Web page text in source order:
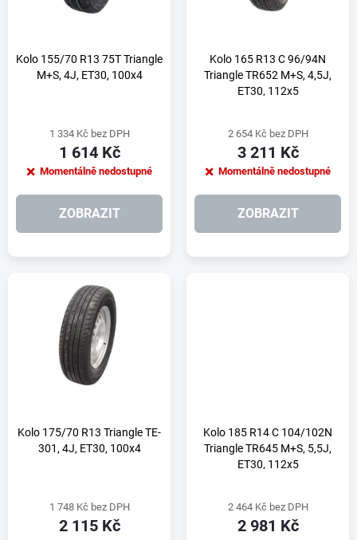
í
u
s
o
d
u
Kolo 155/70 R13 75T Triangle
M+S, 4J, ET30, 100x4
1 334 Kč bez DPH
1 614 Kč
Momentálně nedostupné
ZOBRAZIT
Kolo 165 R13 C 96/94N
Triangle TR652 M+S, 4,5J,
ET30, 112x5
2 654 Kč bez DPH
3 211 Kč
Momentálně nedostupné
ZOBRAZIT
Kolo 175/70 R13 Triangle TE-
301, 4J, ET30, 100x4
1 748 Kč bez DPH
2 115 Kč
Kolo 185 R14 C 104/102N
Triangle TR645 M+S, 5,5J,
ET30, 112x5
2 464 Kč bez DPH
2 981 Kč